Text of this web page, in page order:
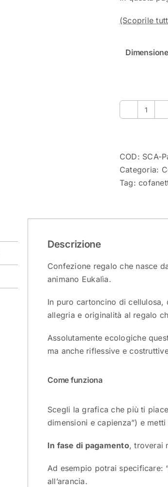
(Scoprile
Dimensione
COD: SCA-
Categoria:
Tag:
Descrizione
Confezione regalo che nasce
animano Eukalìa.
In puro cartoncino di
allegria e originalità al regalo
Assolutamente ecologiche
ma anche riflessive e
Come funziona
Scegli la grafica che più ti
dimensioni e capienza”) e
In fase di pagamento, troverai
Ad esempio potrai specificare:
all’arancia.